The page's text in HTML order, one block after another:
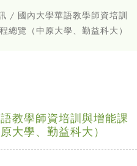
/ 國內大學華語教學師資培訓
總覽（中原大學、勤益科大）
教學師資培訓與增能課
大學、勤益科大）